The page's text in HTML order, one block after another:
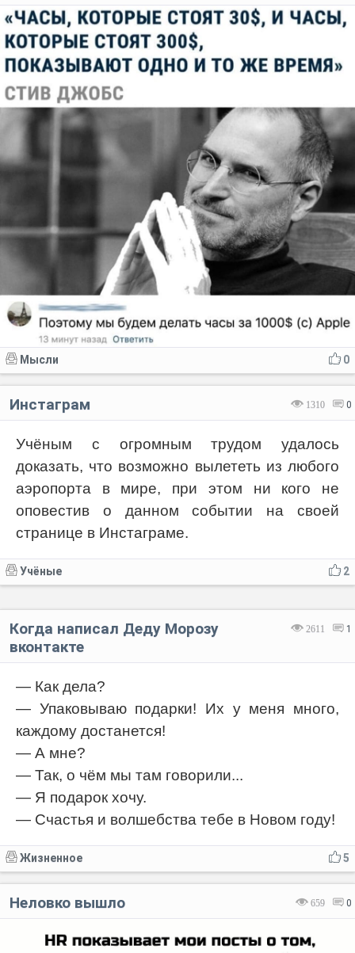
0
Мысли
1310 0
Инстаграм
Учёным с огромным трудом удалось
доказать, что возможно вылететь из любого
аэропорта в мире, при этом ни кого не
оповестив о данном событии на своей
странице в Инстаграме.
2
Учёные
2611 1
Когда написал Деду Морозу
вконтакте
— Как дела?
— Упаковываю подарки! Их у меня много,
каждому достанется!
— А мне?
— Так, о чём мы там говорили...
— Я подарок хочу.
— Счастья и волшебства тебе в Новом году!
5
Жизненное
659 0
Неловко вышло